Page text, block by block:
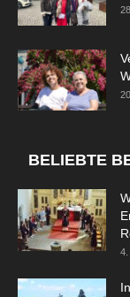
BELIEBTE
4.